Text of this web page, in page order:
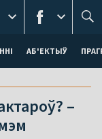
АБ'ЕКТЫЎ
–